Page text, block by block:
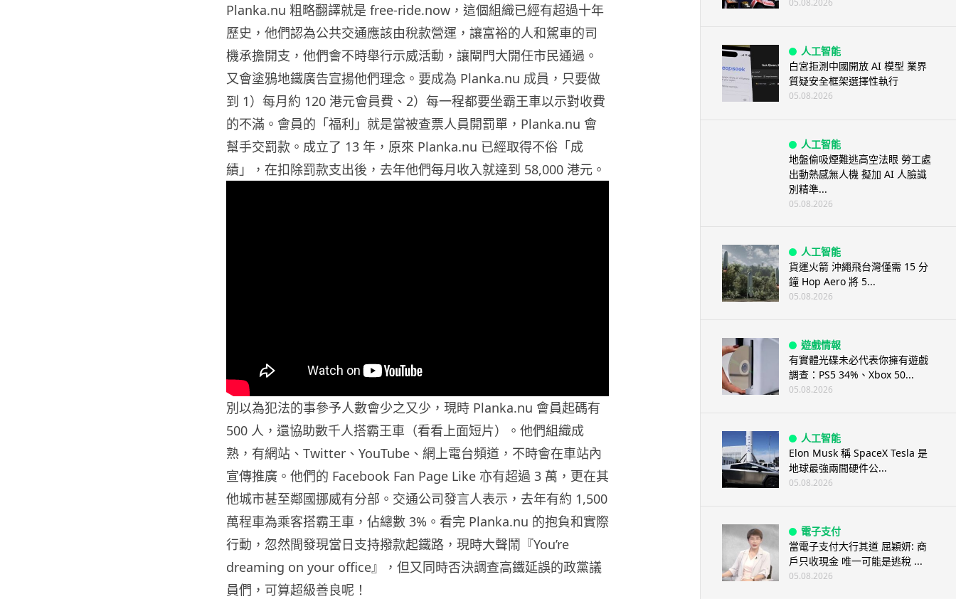
Planka.nu 粗略翻譯就是 free-ride.now，這個組織已經有超過十年
歷史，他們認為公共交通應該由稅款營運，讓富裕的人和駕車的司
機承擔開支，他們會不時舉行示威活動，讓閘門大開任市民通過。
又會塗鴉地鐵廣告宣揚他們理念。要成為 Planka.nu 成員，只要做
到 1）每月約 120 港元會員費、2）每一程都要坐霸王車以示對收費
的不滿。會員的「福利」就是當被查票人員開罰單，Planka.nu 會
幫手交罰款。成立了 13 年，原來 Planka.nu 已經取得不俗「成
績」，在扣除罰款支出後，去年他們每月收入就達到 58,000 港元。
別以為犯法的事參予人數會少之又少，現時 Planka.nu 會員起碼有
500 人，還協助數千人搭霸王車（看看上面短片）。他們組織成
熟，有網站、Twitter、YouTube、網上電台頻道，不時會在車站內
宣傳推廣。他們的 Facebook Fan Page Like 亦有超過 3 萬，更在其
他城市甚至鄰國挪威有分部。交通公司發言人表示，去年有約 1,500
萬程車為乘客搭霸王車，佔總數 3%。看完 Planka.nu 的抱負和實際
行動，忽然間發現當日支持撥款起鐵路，現時大聲鬧『You’re
dreaming on your office』，但又同時否決調查高鐵延誤的政黨議
員們，可算超級善良呢！
05.08.2026
人工智能
白宮拒測中國開放 AI 模型 業界
質疑安全框架選擇性執行
05.08.2026
人工智能
地盤偷吸煙難逃高空法眼 勞工處
出動熱感無人機 擬加 AI 人臉識
別精準...
05.08.2026
人工智能
貨運火箭 沖繩飛台灣僅需 15 分
鐘 Hop Aero 將 5...
05.08.2026
遊戲情報
有實體光碟未必代表你擁有遊戲
調查：PS5 34%、Xbox 50...
05.08.2026
人工智能
Elon Musk 稱 SpaceX Tesla 是
地球最強兩間硬件公...
05.08.2026
電子支付
當電子支付大行其道 屈穎妍: 商
戶只收現金 唯一可能是逃稅 ...
05.08.2026